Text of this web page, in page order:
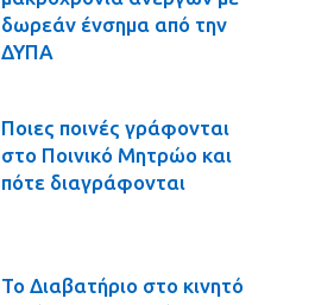
δωρεάν ένσημα από την
ΔΥΠΑ
Ποιες ποινές γράφονται
στο Ποινικό Μητρώο και
πότε διαγράφονται
Το Διαβατήριο στο κινητό